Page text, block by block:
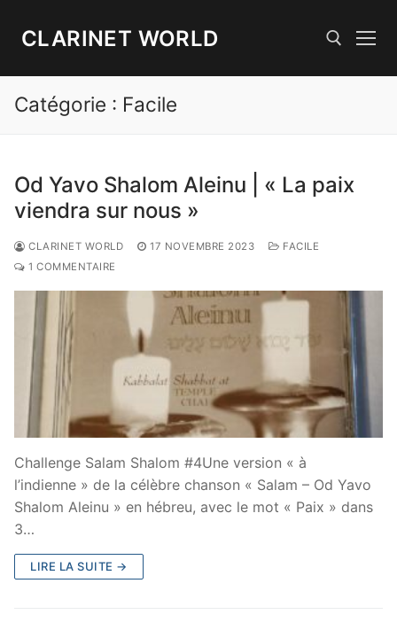
CLARINET WORLD
Catégorie : Facile
Od Yavo Shalom Aleinu | « La paix
viendra sur nous »
CLARINET WORLD 17 NOVEMBRE 2023
FACILE
1 COMMENTAIRE
Challenge Salam Shalom #4Une version « à
l’indienne » de la célèbre chanson « Salam – Od Yavo
Shalom Aleinu » en hébreu, avec le mot « Paix » dans
3…
LIRE LA SUITE →